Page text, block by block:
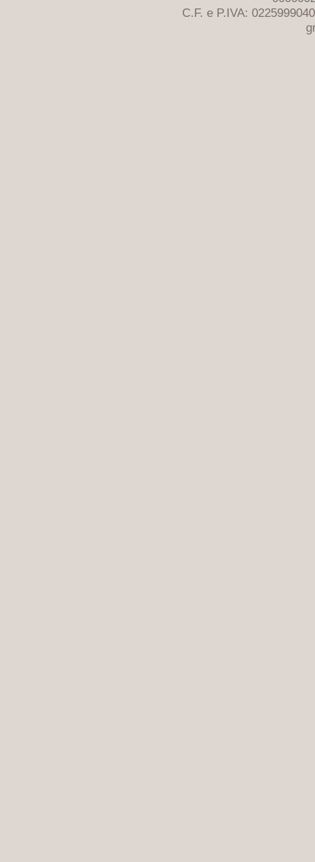
C.F. e P.IVA: